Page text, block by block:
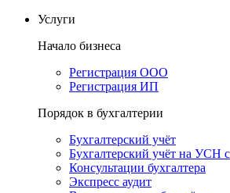
Услуги
Начало бизнеса
Регистрация ООО
Регистрация ИП
Порядок в бухгалтерии
Бухгалтерский учёт
Бухгалтерский учёт на УСН
Консультации бухгалтера
Экспресс аудит